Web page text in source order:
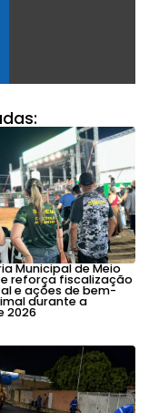
Municipal de Meio
reforça fiscalização
e ações de bem-
durante a
2026